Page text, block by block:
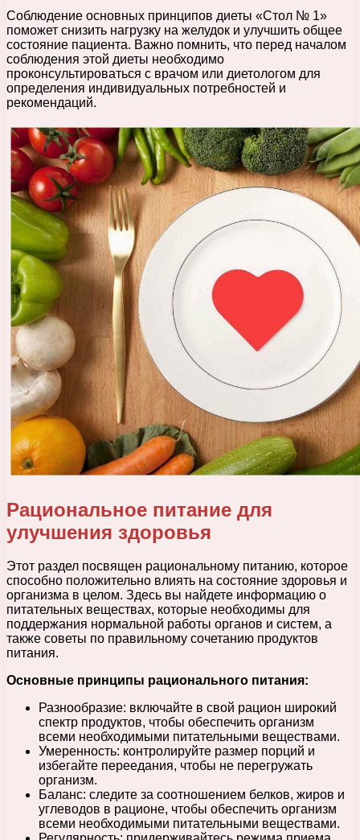
Соблюдение основных принципов диеты «Стол № 1»
поможет снизить нагрузку на желудок и улучшить общее
состояние пациента. Важно помнить, что перед началом
соблюдения этой диеты необходимо
проконсультироваться с врачом или диетологом для
определения индивидуальных потребностей и
рекомендаций.
Рациональное питание для
улучшения здоровья
Этот раздел посвящен рациональному питанию, которое
способно положительно влиять на состояние здоровья и
организма в целом. Здесь вы найдете информацию о
питательных веществах, которые необходимы для
поддержания нормальной работы органов и систем, а
также советы по правильному сочетанию продуктов
питания.
Основные принципы рационального питания:
Разнообразие: включайте в свой рацион широкий
спектр продуктов, чтобы обеспечить организм
всеми необходимыми питательными веществами.
Умеренность: контролируйте размер порций и
избегайте переедания, чтобы не перегружать
организм.
Баланс: следите за соотношением белков, жиров и
углеводов в рационе, чтобы обеспечить организм
всеми необходимыми питательными веществами.